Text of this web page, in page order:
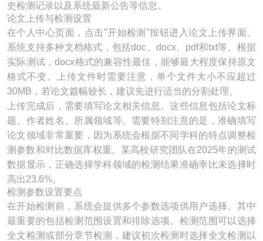
史检测记录以及系统最新公告等信息。
论文上传与检测设置
在个人中心页面，点击"开始检测"按钮进入论文上传界面。
系统支持多种文档格式，包括doc、docx、pdf和txt等。根据
实际测试，docx格式的兼容性最佳，能够最大程度保持原文
格式不变。上传文件时需要注意，单个文件大小不应超过
30MB，若论文篇幅较长，建议先进行适当的分割处理。
上传完成后，需要填写论文相关信息。这些信息包括论文标
题、作者姓名、所属领域等。需要特别注意的是，准确填写
论文领域非常重要，因为系统会根据不同学科的特点调整检
测参数和对比数据库权重。某高校研究团队在2025年的测试
数据显示，正确选择学科领域的检测结果准确率比未选择时
高出23.6%。
检测参数设置要点
在开始检测前，系统会提供多个参数选项供用户选择。其中
最重要的包括检测范围设置和排除选项。检测范围可以选择
全文检测或部分章节检测，建议初次检测时选择全文检测以